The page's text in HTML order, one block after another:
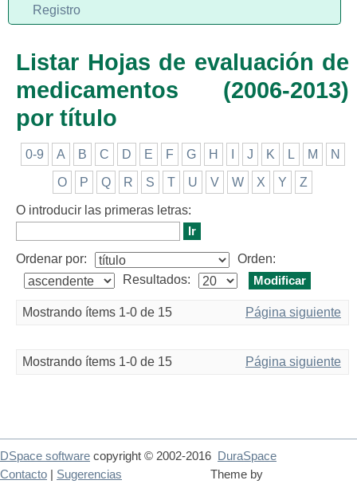
Listar Hojas de evaluación de
medicamentos (2006-2013)
por título
0-9 A B C D E F G H J K L M N
O P Q R S T U V W X Y Z
O introducir las primeras letras:
Ordenar por:
Orden:
Resultados:
Mostrando ítems 1-0 de 15 Página siguiente
Mostrando ítems 1-0 de 15 Página siguiente
Registro
DSpace software copyright © 2002-2016
DuraSpace
Theme by
Contacto Sugerencias